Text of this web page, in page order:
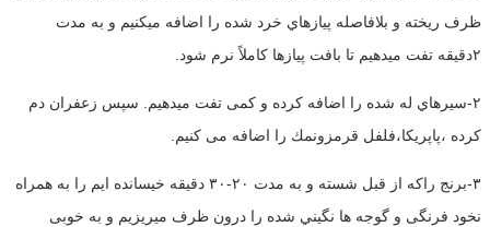
ظرف ريخته و بلافاصله پيازهاي خرد شده را اضافه ميكنيم و به مدت
٢دقيقه تفت ميدهيم تا بافت پيازها كاملاً نرم شود.
٢-سيرهاي له شده را اضافه كرده و كمى تفت ميدهيم. سپس زعفران دم
كرده ،پاپريكا،فلفل قرمزونمك را اضافه مى كنيم.
٣-برنج راكه از قبل شسته و به مدت ٢٠-٣٠ دقيقه خيسانده ايم را به همراه
نخود فرنگى و گوجه ها نگيني شده را درون ظرف ميريزيم و به خوبى